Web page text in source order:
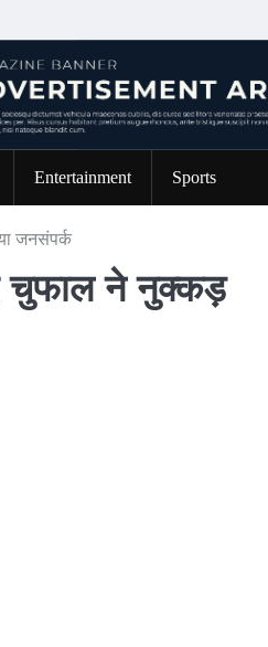
Entertainment Sports
जनसंपर्क
चुफाल ने नुक्कड़